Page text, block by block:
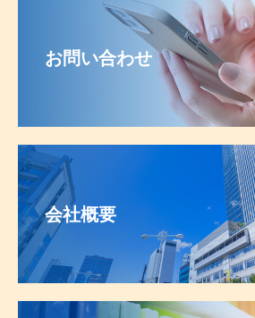
お問い合わせ
会社概要